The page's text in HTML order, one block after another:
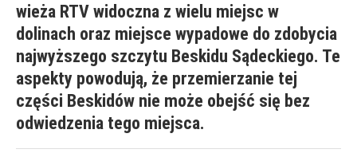
wieża RTV widoczna z wielu miejsc w
dolinach oraz miejsce wypadowe do zdobycia
najwyższego szczytu Beskidu Sądeckiego. Te
aspekty powodują, że przemierzanie tej
części Beskidów nie może obejść się bez
odwiedzenia tego miejsca.